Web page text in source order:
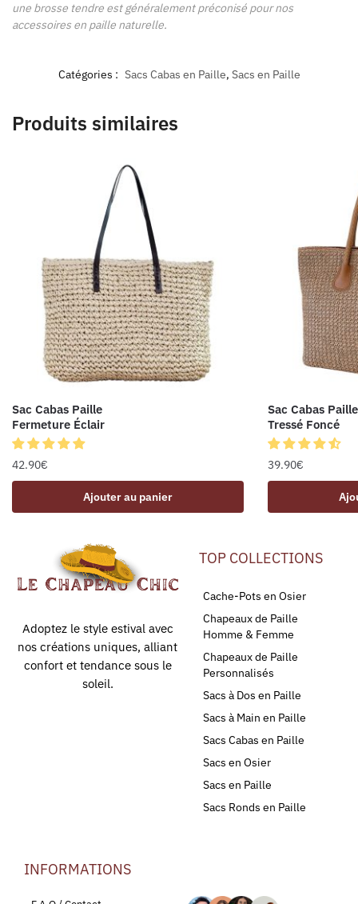
une brosse tendre est généralement préconisé pour nos
accessoires en paille naturelle.
Catégories : Sacs Cabas en Paille, Sacs en Paille
Produits similaires
Sac Cabas Paille
Fermeture Éclair
42.90€
Ajouter au panier
Sac Cabas Paille
Tressé Foncé
39.90€
Adoptez le style estival avec
nos créations uniques, alliant
confort et tendance sous le
soleil.
TOP COLLECTIONS
Cache-Pots en Osier
Chapeaux de Paille
Homme & Femme
Chapeaux de Paille
Personnalisés
Sacs à Dos en Paille
Sacs à Main en Paille
Sacs Cabas en Paille
Sacs en Osier
Sacs en Paille
Sacs Ronds en Paille
INFORMATIONS